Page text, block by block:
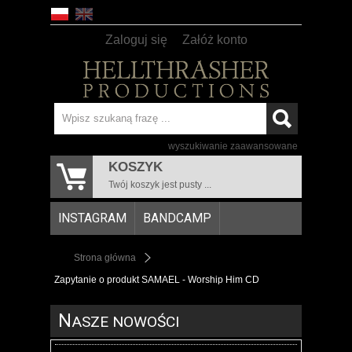
Zaloguj się Załóż konto
wyszukiwanie zaawansowane
KOSZYK
Twój koszyk jest pusty ...
INSTAGRAM BANDCAMP
Strona główna
Zapytanie o produkt SAMAEL - Worship Him CD
NASZE NOWOŚCI